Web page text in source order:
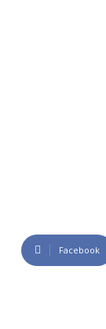
Facebook